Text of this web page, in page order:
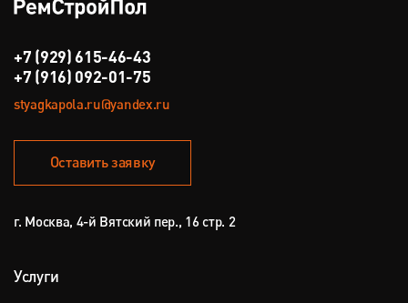
+7 (929) 615-46-43
+7 (916) 092-01-75
styagkapola.ru@yandex.ru
Оставить заявку
г. Москва, 4-й Вятский пер., 16 стр. 2
Услуги